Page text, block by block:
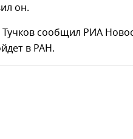
он.
сообщил РИА
в РАН.